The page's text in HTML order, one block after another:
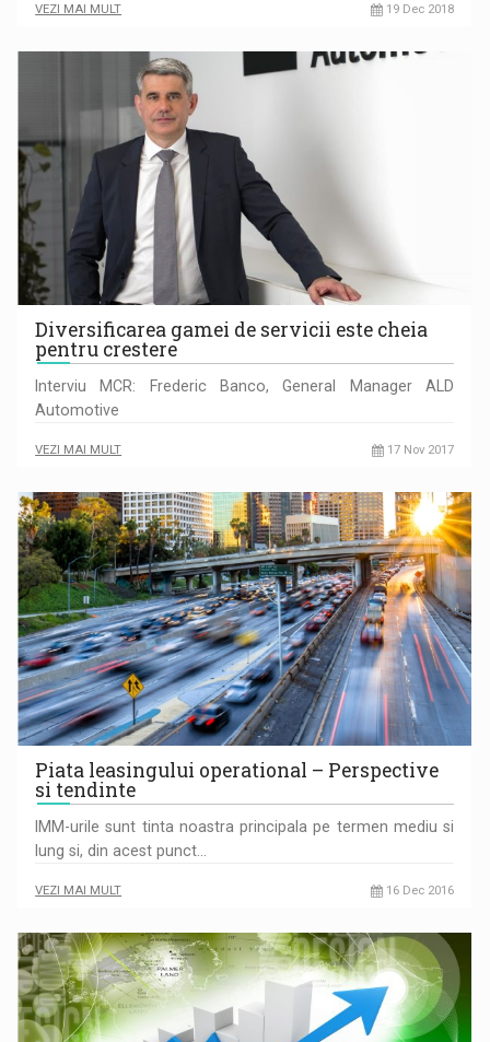
VEZI MAI MULT 19 Dec 2018
Diversificarea gamei de servicii este cheia
pentru crestere
Interviu MCR: Frederic Banco, General Manager ALD
Automotive
VEZI MAI MULT 17 Nov 2017
Piata leasingului operational – Perspective
si tendinte
IMM-urile sunt tinta noastra principala pe termen mediu si
lung si, din acest punct…
VEZI MAI MULT 16 Dec 2016